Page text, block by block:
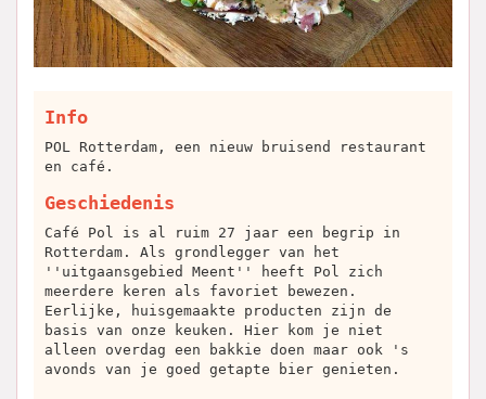
Info
POL Rotterdam, een nieuw bruisend restaurant
en café.
Geschiedenis
Café Pol is al ruim 27 jaar een begrip in
Rotterdam. Als grondlegger van het
''uitgaansgebied Meent'' heeft Pol zich
meerdere keren als favoriet bewezen.
Eerlijke, huisgemaakte producten zijn de
basis van onze keuken. Hier kom je niet
alleen overdag een bakkie doen maar ook 's
avonds van je goed getapte bier genieten.